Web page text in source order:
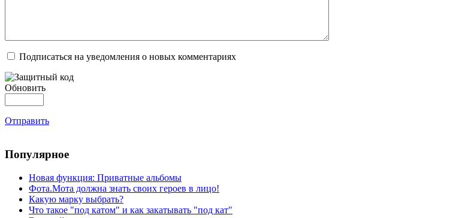
Подписаться на уведомления о новых комментариях
Обновить
Отправить
Популярное
Новая функция: Приватные альбомы
Фота.Мота должна знать своих героев в лицо!
Какую марку выбрать?
Что такое "под катом" и как закатывать "под кат"